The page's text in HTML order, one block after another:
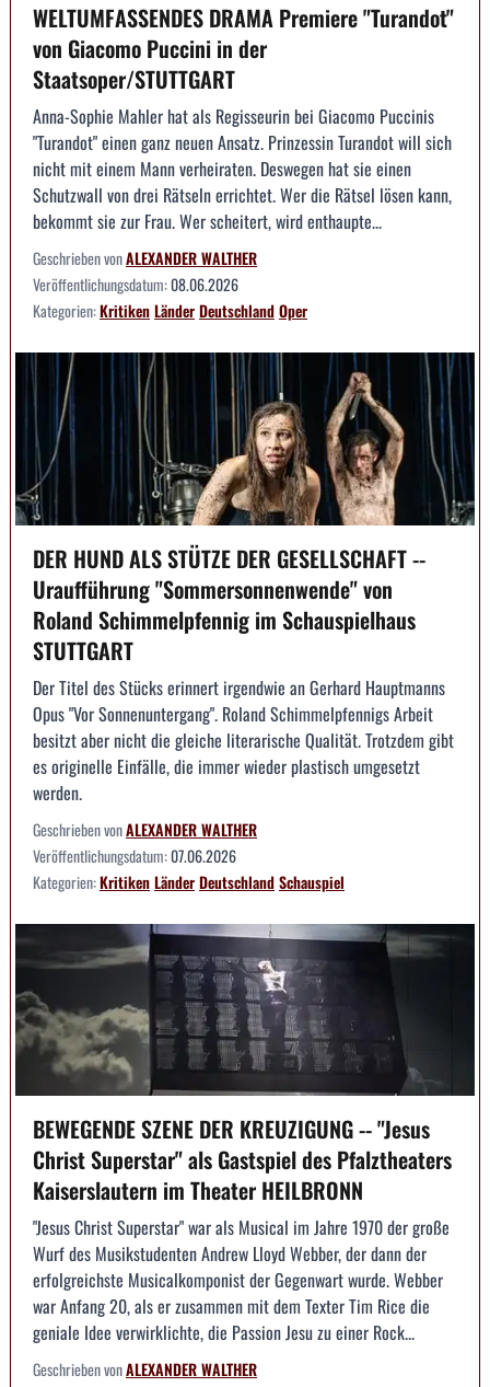
WELTUMFASSENDES DRAMA Premiere "Turandot"
von Giacomo Puccini in der
Staatsoper/STUTTGART
Anna-Sophie Mahler hat als Regisseurin bei Giacomo Puccinis
"Turandot" einen ganz neuen Ansatz. Prinzessin Turandot will sich
nicht mit einem Mann verheiraten. Deswegen hat sie einen
Schutzwall von drei Rätseln errichtet. Wer die Rätsel lösen kann,
bekommt sie zur Frau. Wer scheitert, wird enthaupte...
Geschrieben vonALEXANDER WALTHER
Veröffentlichungsdatum:08.06.2026
Kategorien:KritikenLänderDeutschlandOper
DER HUND ALS STÜTZE DER GESELLSCHAFT --
Uraufführung "Sommersonnenwende" von
Roland Schimmelpfennig im Schauspielhaus
STUTTGART
Der Titel des Stücks erinnert irgendwie an Gerhard Hauptmanns
Opus "Vor Sonnenuntergang". Roland Schimmelpfennigs Arbeit
besitzt aber nicht die gleiche literarische Qualität. Trotzdem gibt
es originelle Einfälle, die immer wieder plastisch umgesetzt
werden.
Geschrieben vonALEXANDER WALTHER
Veröffentlichungsdatum:07.06.2026
Kategorien:KritikenLänderDeutschlandSchauspiel
BEWEGENDE SZENE DER KREUZIGUNG -- "Jesus
Christ Superstar" als Gastspiel des Pfalztheaters
Kaiserslautern im Theater HEILBRONN
"Jesus Christ Superstar" war als Musical im Jahre 1970 der große
Wurf des Musikstudenten Andrew Lloyd Webber, der dann der
erfolgreichste Musicalkomponist der Gegenwart wurde. Webber
war Anfang 20, als er zusammen mit dem Texter Tim Rice die
geniale Idee verwirklichte, die Passion Jesu zu einer Rock...
Geschrieben vonALEXANDER WALTHER